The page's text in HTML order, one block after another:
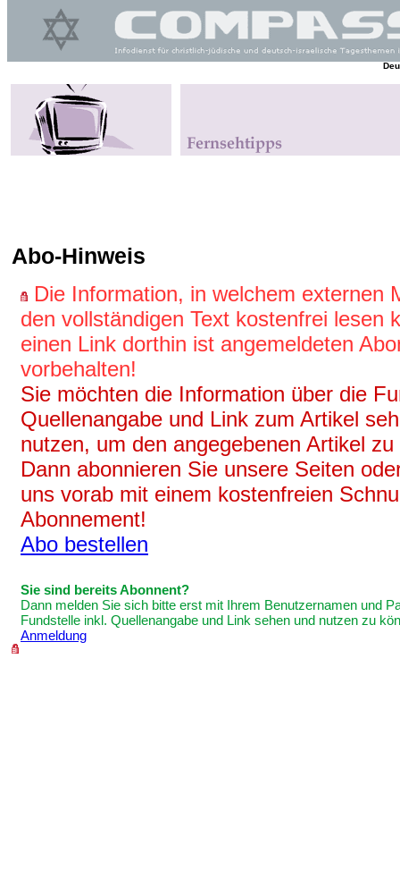
Abo-Hinweis
Die Information, in welchem externen
den vollständigen Text kostenfrei lesen
einen Link dorthin ist angemeldeten
vorbehalten!
Sie möchten die Information über die
Quellenangabe und Link zum Artikel
nutzen, um den angegebenen Artikel zu
Dann abonnieren Sie unsere Seiten
uns vorab mit einem kostenfreien
Abonnement!
Abo bestellen
Sie sind bereits Abonnent?
Dann melden Sie sich bitte erst mit Ihrem Benutzernamen und
Fundstelle inkl. Quellenangabe und Link sehen und nutzen zu
Anmeldung